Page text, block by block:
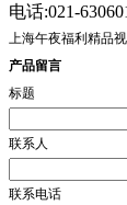
电话:021-
上海午夜福利精品
产品留言
标题
联系人
联系电话